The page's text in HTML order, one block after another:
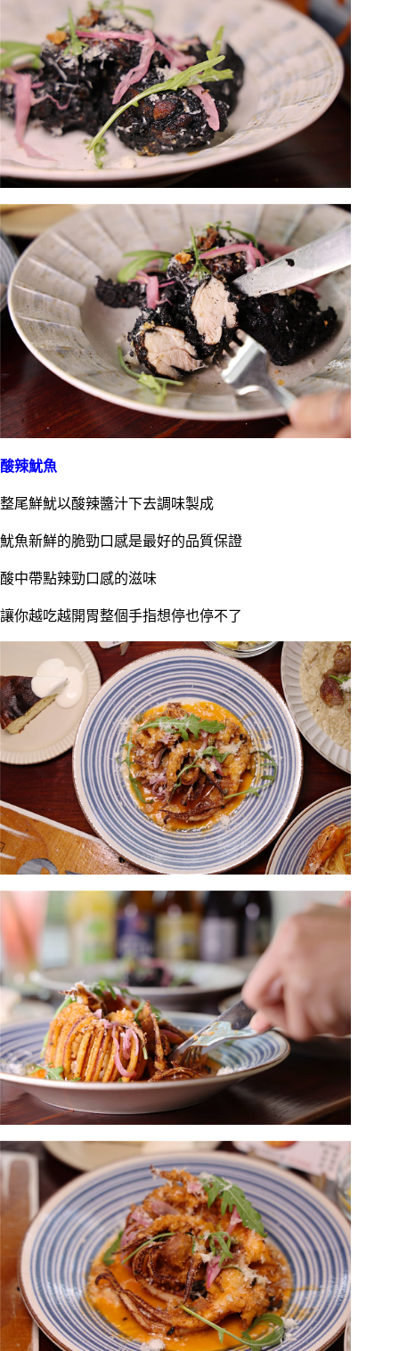
酸辣魷魚
整尾鮮魷以酸辣醬汁下去調味製成
魷魚新鮮的脆勁口感是最好的品質保證
酸中帶點辣勁口感的滋味
讓你越吃越開胃整個手指想停也停不了